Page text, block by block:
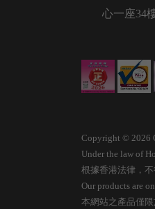
心一座34
Copyright © 2026
Under the law of
根據香港法律，
Our products are
本網站之產品僅限